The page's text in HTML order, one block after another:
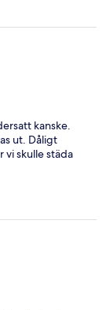
kanske.
ut. Dåligt
vi skulle städa